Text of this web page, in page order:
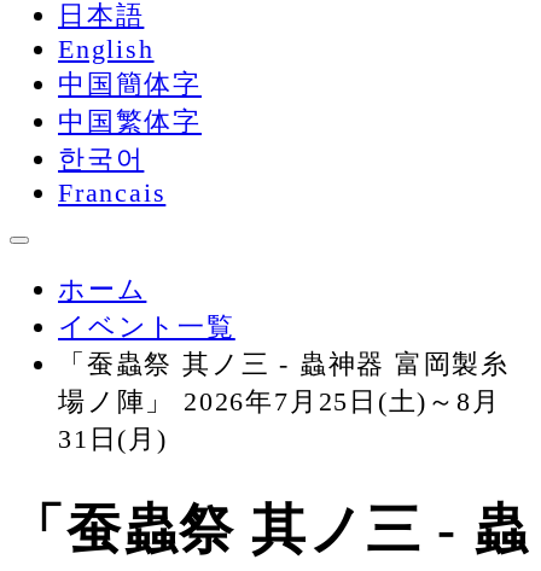
日本語
English
中国簡体字
中国繁体字
한국어
Francais
ホーム
イベント一覧
「蚕蟲祭 其ノ三 - 蟲神器 富岡製糸
場ノ陣」 2026年7月25日(土)～8月
31日(月)
「蚕蟲祭 其ノ三 - 蟲